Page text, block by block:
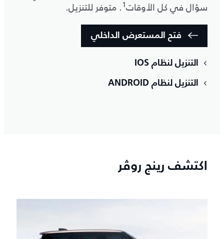
سؤال في كل الأوقات1. متوفر للتنزيل.
فتح المستعرض الداخلي
التنزيل لنظام IOS
التنزيل لنظام ANDROID
اكتشف رينج روڤر